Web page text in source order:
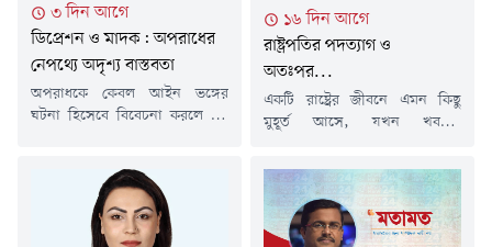
৩ দিন আগে
ডিপ্রেশন ও মাদক: অপরাধের
নেপথ্যে অদৃশ্য বাস্তবতা
অপরাধকে কেবল আইন ভঙ্গের
ঘটনা হিসেবে বিবেচনা করলে এর
অপরাধের পেছনে কাজ করে
মানসিক সংকট, সামাজিক
বিচ্ছিন্নতা এবং মাদকাসক্তির মতো
১৬ দিন আগে
রাষ্ট্রপতির পদত্যাগ ও
অতঃপর...
একটি রাষ্ট্রের জীবনে এমন কিছু
মুহূর্ত আসে, যখন খবরের
জানায় না; বরং রাষ্ট্রের চরিত্র,
রাজনীতির পরিপক্বতা এবং
সাংবিধানিক প্রতিষ্ঠানের
সক্ষমতাকেও প্রশ্নের মুখে দাঁড়